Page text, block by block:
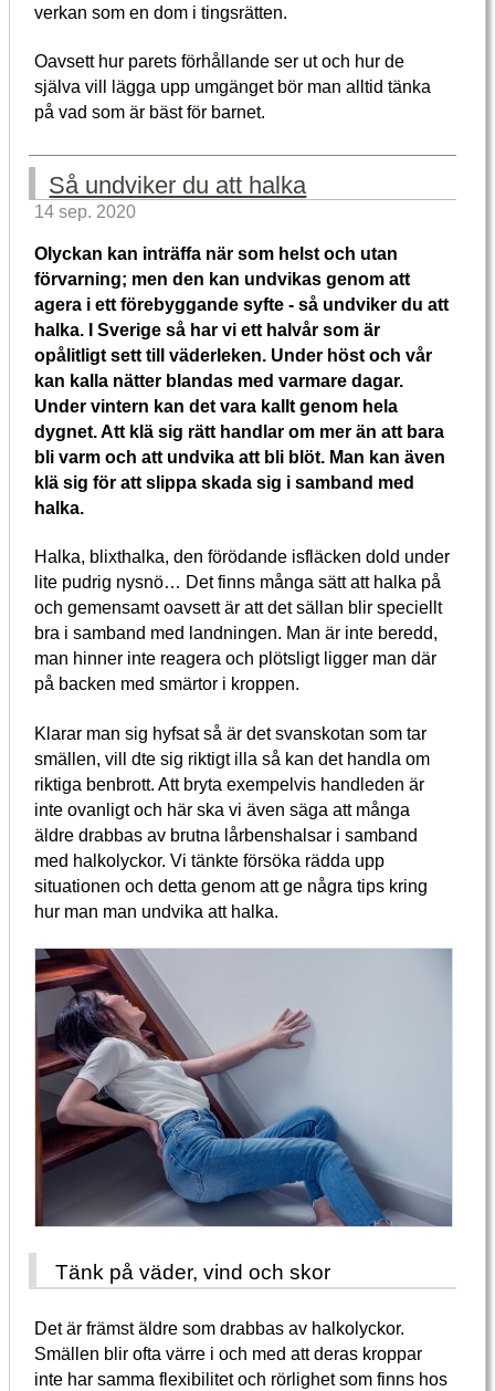
verkan som en dom i tingsrätten.
Oavsett hur parets förhållande ser ut och hur de
själva vill lägga upp umgänget bör man alltid tänka
på vad som är bäst för barnet.
Så undviker du att halka
14 sep. 2020
Olyckan kan inträffa när som helst och utan
förvarning; men den kan undvikas genom att
agera i ett förebyggande syfte - så undviker du att
halka. I Sverige så har vi ett halvår som är
opålitligt sett till väderleken. Under höst och vår
kan kalla nätter blandas med varmare dagar.
Under vintern kan det vara kallt genom hela
dygnet. Att klä sig rätt handlar om mer än att bara
bli varm och att undvika att bli blöt. Man kan även
klä sig för att slippa skada sig i samband med
halka.
Halka, blixthalka, den förödande isfläcken dold under
lite pudrig nysnö… Det finns många sätt att halka på
och gemensamt oavsett är att det sällan blir speciellt
bra i samband med landningen. Man är inte beredd,
man hinner inte reagera och plötsligt ligger man där
på backen med smärtor i kroppen.
Klarar man sig hyfsat så är det svanskotan som tar
smällen, vill dte sig riktigt illa så kan det handla om
riktiga benbrott. Att bryta exempelvis handleden är
inte ovanligt och här ska vi även säga att många
äldre drabbas av brutna lårbenshalsar i samband
med halkolyckor. Vi tänkte försöka rädda upp
situationen och detta genom att ge några tips kring
hur man man undvika att halka.
Tänk på väder, vind och skor
Det är främst äldre som drabbas av halkolyckor.
Smällen blir ofta värre i och med att deras kroppar
inte har samma flexibilitet och rörlighet som finns hos